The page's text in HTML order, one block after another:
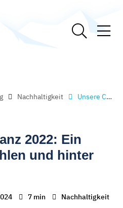
Nachhaltigkeit Unsere CO2-Bilanz 2022: Ein Blick auf die Zahlen und hinter die Kulissen
2022: Ein
und hinter
7 min Nachhaltigkeit